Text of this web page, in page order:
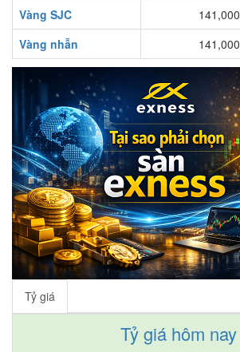
Vàng SJC
141,000
Vàng nhẫn
141,000
Tỷ giá
Tỷ giá hôm nay